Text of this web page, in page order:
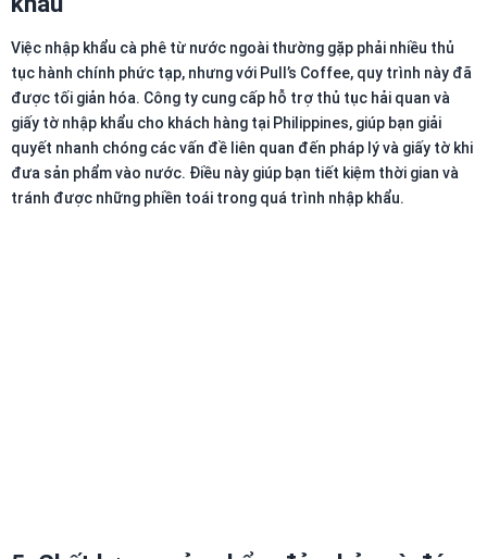
Việc nhập khẩu cà phê từ nước ngoài thường gặp phải nhiều thủ
tục hành chính phức tạp, nhưng với Pull’s Coffee, quy trình này đã
được tối giản hóa. Công ty cung cấp hỗ trợ thủ tục hải quan và
giấy tờ nhập khẩu cho khách hàng tại Philippines, giúp bạn giải
quyết nhanh chóng các vấn đề liên quan đến pháp lý và giấy tờ khi
đưa sản phẩm vào nước. Điều này giúp bạn tiết kiệm thời gian và
tránh được những phiền toái trong quá trình nhập khẩu.